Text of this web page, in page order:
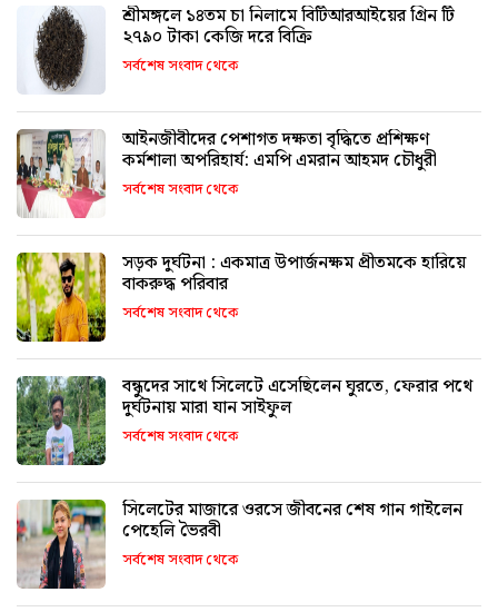
শ্রীমঙ্গলে ১৪তম চা নিলামে বিটিআরআইয়ের গ্রিন টি
২৭৯০ টাকা কেজি দরে বিক্রি
সর্বশেষ সংবাদ থেকে
আইনজীবীদের পেশাগত দক্ষতা বৃদ্ধিতে প্রশিক্ষণ
কর্মশালা অপরিহার্য: এমপি এমরান আহমদ চৌধুরী
সর্বশেষ সংবাদ থেকে
সড়ক দুর্ঘটনা : একমাত্র উপার্জনক্ষম প্রীতমকে হারিয়ে
বাকরুদ্ধ পরিবার
সর্বশেষ সংবাদ থেকে
বন্ধুদের সাথে সিলেটে এসেছিলেন ঘুরতে, ফেরার পথে
দুর্ঘটনায় মারা যান সাইফুল
সর্বশেষ সংবাদ থেকে
সিলেটের মাজারে ওরসে জীবনের শেষ গান গাইলেন
পেহেলি ভৈরবী
সর্বশেষ সংবাদ থেকে